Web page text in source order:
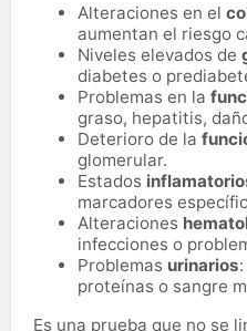
Alteraciones en el
aumentan el riesgo
Niveles elevados de
diabetes o
Problemas en la
graso, hepatitis,
Deterioro de la
glomerular.
Estados
marcadores
Alteraciones
infecciones o
Problemas urinarios
proteínas o sangre
Es una prueba que no se